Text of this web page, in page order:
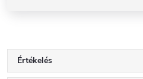
Értékelés